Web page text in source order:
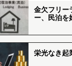
金欠フリー
ー、民泊を
栄光なき起